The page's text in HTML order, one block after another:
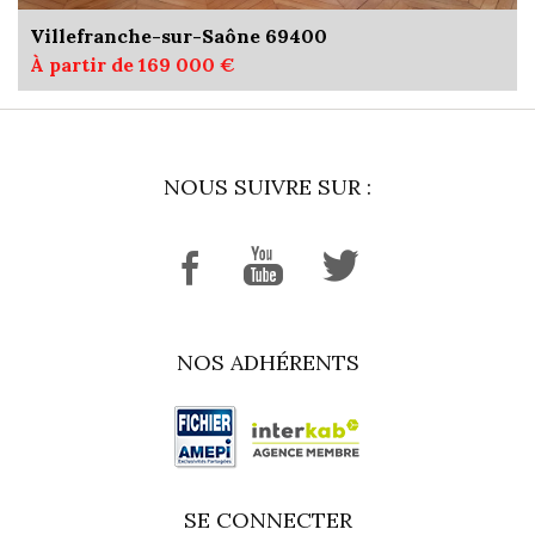
Villefranche-sur-Saône 69400
À partir de 169 000 €
NOUS SUIVRE SUR :
NOS ADHÉRENTS
SE CONNECTER